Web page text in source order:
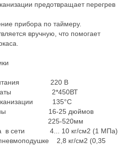
предотвращает перегрев
прибора по таймеру.
вручную, что помогает
питания 220 В
маты 2*450ВТ
135°С
шины 16-25 дюймов
225-520мм
в сети 4... 10 кг/см2 (1 МПа)
2,8 кг/см2 (0,35